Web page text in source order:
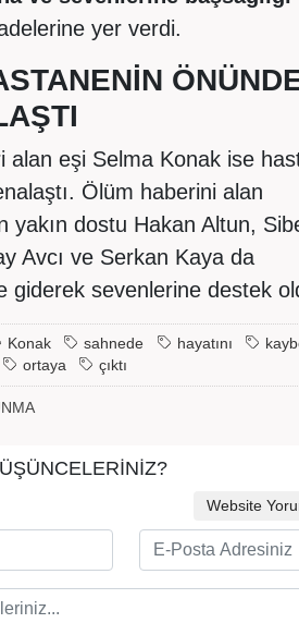
yer verdi.
alan eşi Selma Konak ise
Ölüm haberini alan
yakın dostu Hakan Altun,
Avcı ve Serkan Kaya da
giderek sevenlerine destek
Konak sahnede hayatını
ortaya çıktı
Website